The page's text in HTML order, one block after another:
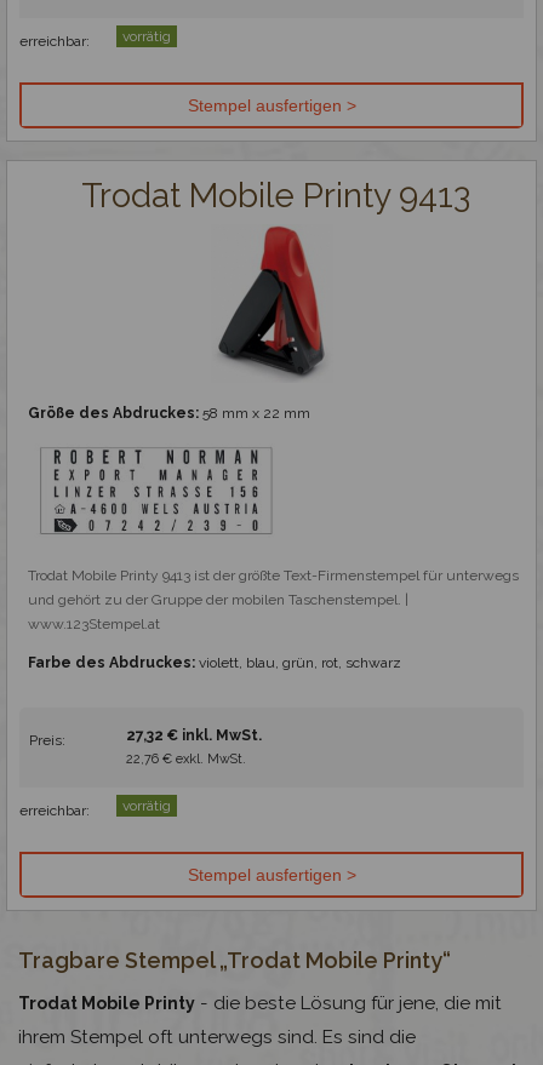
Gravieren
erreichbar: vorrätig
Trodat Mobile Printy 9413
Größe des Abdruckes: 58 mm x 22 mm
Trodat Mobile Printy 9413 ist der größte Text-Firmenstempel für unterwegs
und gehört zu der Gruppe der mobilen Taschenstempel. |
Farbe des Abdruckes: violett, blau, grün, rot, schwarz
Preis: 27,32 € inkl. MwSt.
22,76 € exkl. MwSt.
erreichbar: vorrätig
Tragbare Stempel „Trodat Mobile Printy“
Trodat Mobile Printy - die beste Lösung für jene, die mit
ihrem Stempel oft unterwegs sind. Es sind die